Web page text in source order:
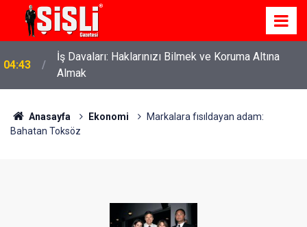
04:43
İş Davaları: Haklarınızı Bilmek ve Koruma Altına
Almak
Anasayfa Ekonomi
Markalara fısıldayan adam:
Bahatan Toksöz